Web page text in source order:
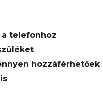
telefonhoz
hozzáférhetőek